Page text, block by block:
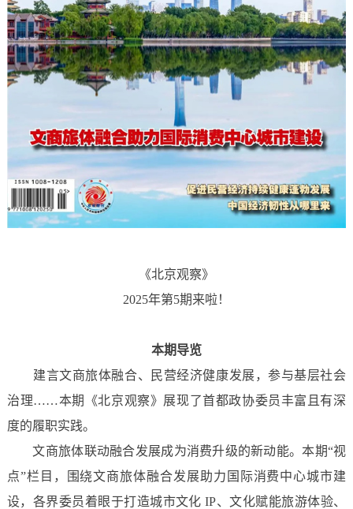
《北京观察》
2025年第5期来啦！
本期导览
建言文商旅体融合、民营经济健康发展，参与基层社会
治理……本期《北京观察》展现了首都政协委员丰富且有深
度的履职实践。
文商旅体联动融合发展成为消费升级的新动能。本期“视
点”栏目，围绕文商旅体融合发展助力国际消费中心城市建
设，各界委员着眼于打造城市文化 IP、文化赋能旅游体验、